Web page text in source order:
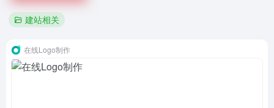
建站相关
在线Logo制作